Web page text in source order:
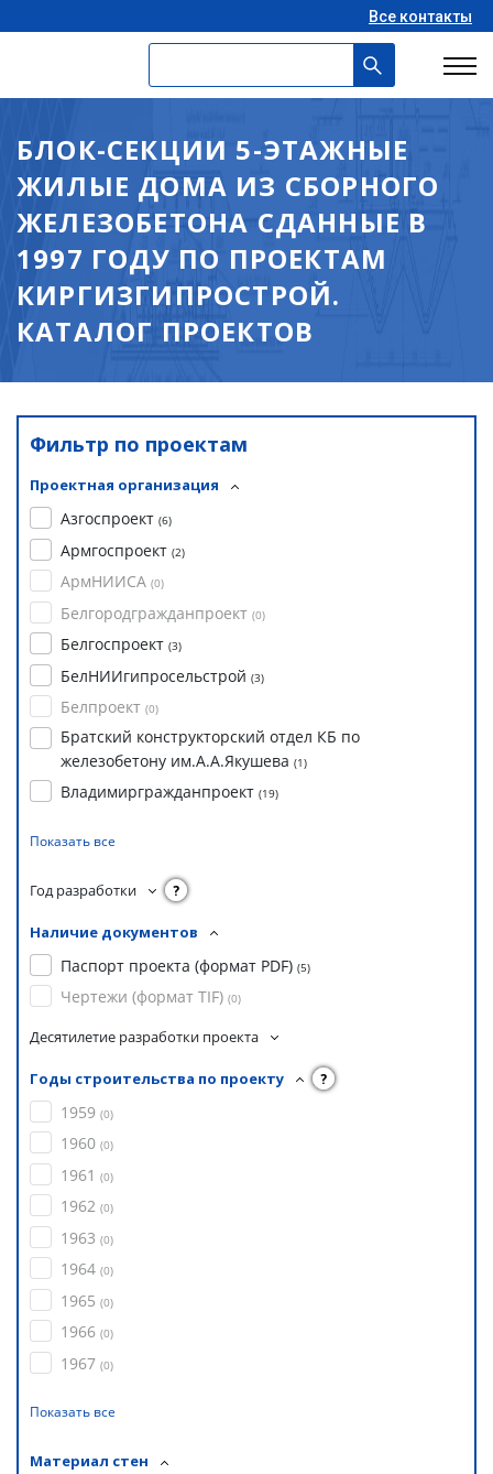
Все контакты
БЛОК-СЕКЦИИ 5-ЭТАЖНЫЕ
ЖИЛЫЕ ДОМА ИЗ СБОРНОГО
ЖЕЛЕЗОБЕТОНА СДАННЫЕ В
1997 ГОДУ ПО ПРОЕКТАМ
КИРГИЗГИПРОСТРОЙ.
КАТАЛОГ ПРОЕКТОВ
Фильтр по проектам
Проектная организация
Азгоспроект (6)
Армгоспроект (2)
АрмНИИСА (0)
Белгородгражданпроект (0)
Белгоспроект (3)
БелНИИгипросельстрой (3)
Белпроект (0)
Братский конструкторский отдел КБ по
железобетону им.А.А.Якушева (1)
Владимиргражданпроект (19)
Показать все
Год разработки ?
Наличие документов
Паспорт проекта (формат PDF) (5)
Чертежи (формат TIF) (0)
Десятилетие разработки проекта
Годы строительства по проекту ?
1959 (0)
1960 (0)
1961 (0)
1962 (0)
1963 (0)
1964 (0)
1965 (0)
1966 (0)
1967 (0)
Показать все
Материал стен